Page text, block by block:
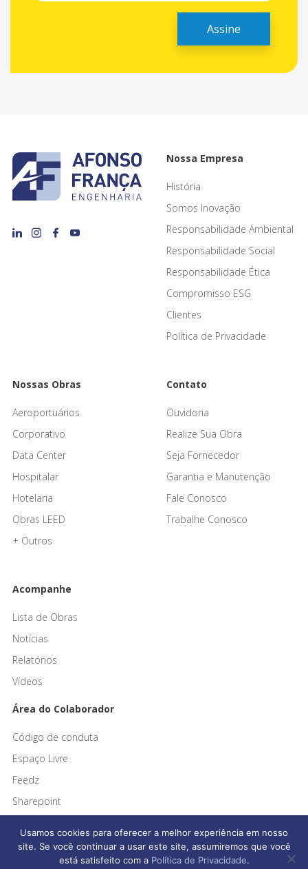
Nossa Empresa
História
Somos Inovação
Responsabilidade Ambiental
Responsabilidade Social
Responsabilidade Ética
Compromisso ESG
Clientes
Política de Privacidade
Nossas Obras
Aeroportuários
Corporativo
Data Center
Hospitalar
Hotelaria
Obras LEED
+ Outros
Contato
Ouvidoria
Realize Sua Obra
Seja Fornecedor
Garantia e Manutenção
Fale Conosco
Trabalhe Conosco
Acompanhe
Lista de Obras
Notícias
Relatórios
Vídeos
Área do Colaborador
Código de conduta
Espaço Livre
Feedz
Sharepoint
Usamos cookies para oferecer a melhor experiência em nosso
site. Se você continuar a usar este site, assumiremos que você
está satisfeito com a Política de Privacidade.